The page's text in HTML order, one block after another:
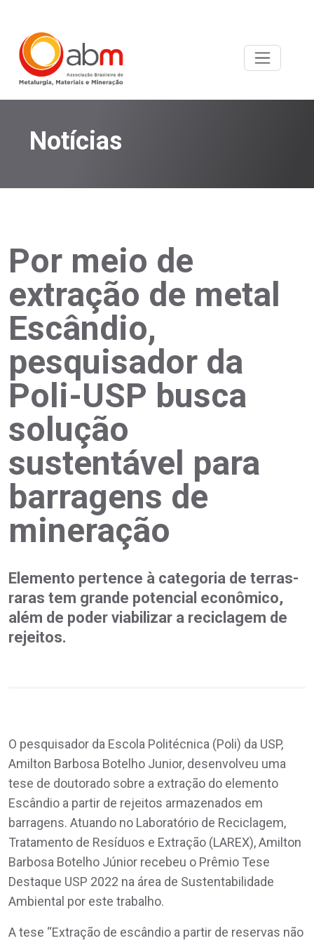
Notícias
Por meio de
extração de metal
Escândio,
pesquisador da
Poli-USP busca
solução
sustentável para
barragens de
mineração
Elemento pertence à categoria de terras-
raras tem grande potencial econômico,
além de poder viabilizar a reciclagem de
rejeitos.
O pesquisador da Escola Politécnica (Poli) da USP,
Amilton Barbosa Botelho Junior, desenvolveu uma
tese de doutorado sobre a extração do elemento
Escândio a partir de rejeitos armazenados em
barragens. Atuando no Laboratório de Reciclagem,
Tratamento de Resíduos e Extração (LAREX), Amilton
Barbosa Botelho Júnior recebeu o Prêmio Tese
Destaque USP 2022 na área de Sustentabilidade
Ambiental por este trabalho.
A tese “Extração de escândio a partir de reservas não